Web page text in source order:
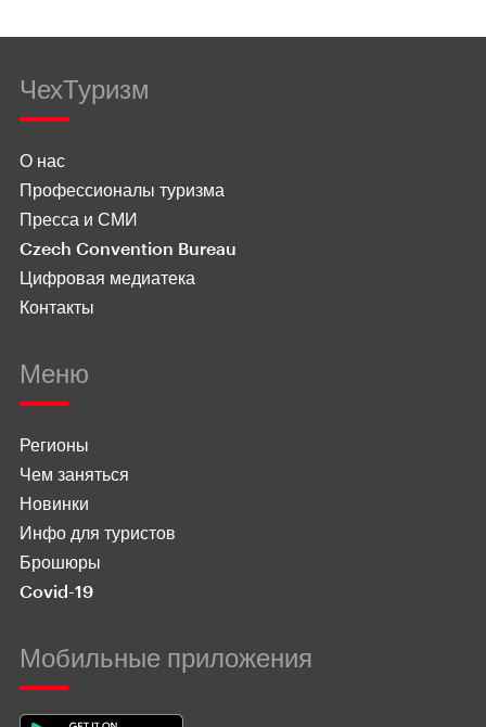
ЧехТуризм
О нас
Профессионалы туризма
Пресса и СМИ
Czech Convention Bureau
Цифровая медиатека
Контакты
Меню
Регионы
Чем заняться
Новинки
Инфо для туристов
Брошюры
Covid-19
Мобильные приложения